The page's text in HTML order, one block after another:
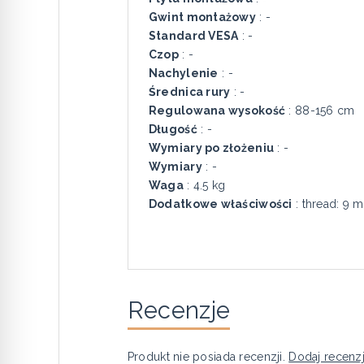
Gwint montażowy : -
Standard VESA : -
Czop: -
Nachylenie : -
Średnica rury : -
Regulowana wysokość : 88-156 cm
Długość: -
Wymiary po złożeniu : -
Wymiary: -
Waga: 4.5 kg
Dodatkowe właściwości : thread: 9
Recenzje
Produkt nie posiada recenzji. Dodaj